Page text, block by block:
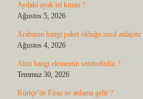
Aydaki ayak izi kimin ?
Ağustos 5, 2026
Arabanın hangi paket olduğu nasıl anlaşılır
Ağustos 4, 2026
Altın hangi elementin sembolüdür ?
Temmuz 30, 2026
Kürtçe’de Firaz ne anlama gelir ?